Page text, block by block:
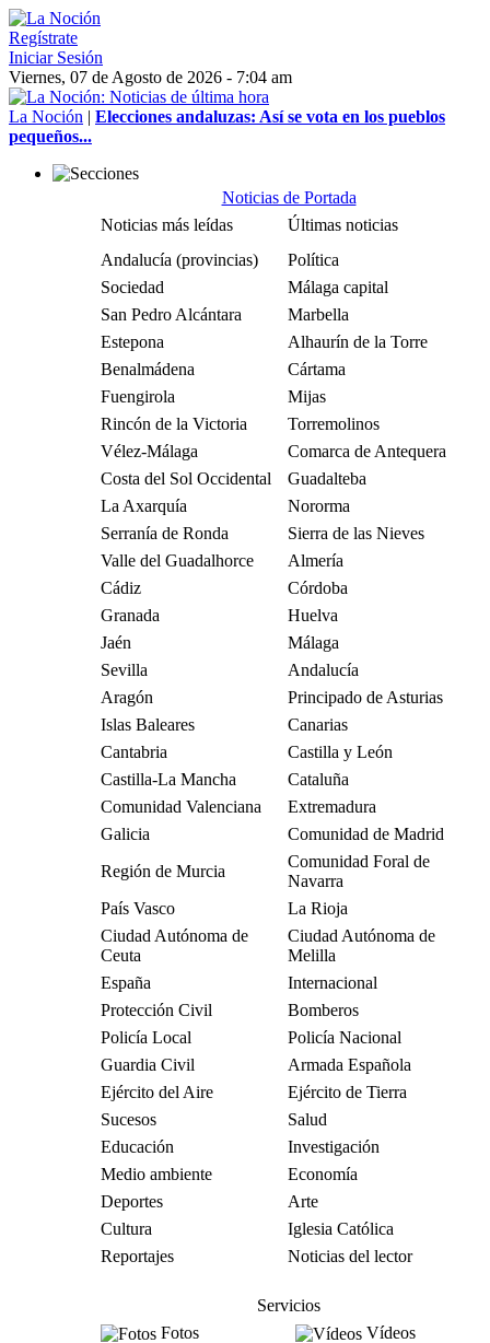
Regístrate
Iniciar Sesión
Viernes, 07 de Agosto de 2026 - 7:04 am
La Noción | Elecciones andaluzas: Así se vota en los pueblos
pequeños...
Noticias de Portada
Noticias más leídas
Últimas noticias
Andalucía (provincias)
Política
Sociedad
Málaga capital
San Pedro Alcántara
Marbella
Estepona
Alhaurín de la Torre
Benalmádena
Cártama
Fuengirola
Mijas
Rincón de la Victoria
Torremolinos
Vélez-Málaga
Comarca de Antequera
Costa del Sol Occidental
Guadalteba
La Axarquía
Nororma
Serranía de Ronda
Sierra de las Nieves
Valle del Guadalhorce
Almería
Cádiz
Córdoba
Granada
Huelva
Jaén
Málaga
Sevilla
Andalucía
Aragón
Principado de Asturias
Islas Baleares
Canarias
Cantabria
Castilla y León
Castilla-La Mancha
Cataluña
Comunidad Valenciana
Extremadura
Galicia
Comunidad de Madrid
Región de Murcia
Comunidad Foral de
Navarra
País Vasco
La Rioja
Ciudad Autónoma de
Ceuta
Ciudad Autónoma de
Melilla
España
Internacional
Protección Civil
Bomberos
Policía Local
Policía Nacional
Guardia Civil
Armada Española
Ejército del Aire
Ejército de Tierra
Sucesos
Salud
Educación
Investigación
Medio ambiente
Economía
Deportes
Arte
Cultura
Iglesia Católica
Reportajes
Noticias del lector
Servicios
Fotos
Vídeos